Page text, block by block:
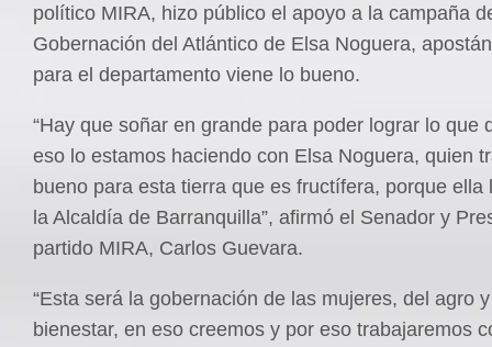
político MIRA, hizo público el apoyo a la campaña
Gobernación del Atlántico de Elsa Noguera,
para el departamento viene lo bueno.
“Hay que soñar en grande para poder lograr lo que
eso lo estamos haciendo con Elsa Noguera, quien
bueno para esta tierra que es fructífera, porque ella
la Alcaldía de Barranquilla”, afirmó el Senador y
partido MIRA, Carlos Guevara.
“Esta será la gobernación de las mujeres, del agro
bienestar, en eso creemos y por eso trabajaremos